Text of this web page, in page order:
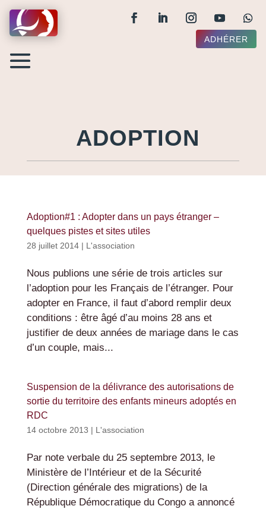
ADHÉRER
ADOPTION
Adoption#1 : Adopter dans un pays étranger –
quelques pistes et sites utiles
28 juillet 2014| L'association
Nous publions une série de trois articles sur
l’adoption pour les Français de l’étranger. Pour
adopter en France, il faut d’abord remplir deux
conditions : être âgé d’au moins 28 ans et
justifier de deux années de mariage dans le cas
d’un couple, mais...
Suspension de la délivrance des autorisations de
sortie du territoire des enfants mineurs adoptés en
RDC
14 octobre 2013 | L'association
Par note verbale du 25 septembre 2013, le
Ministère de l’Intérieur et de la Sécurité
(Direction générale des migrations) de la
République Démocratique du Congo a annoncé